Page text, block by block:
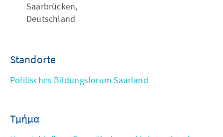
Saarbrücken,
Deutschland
Standorte
Politisches Bildungsforum Saarland
Τμήμα